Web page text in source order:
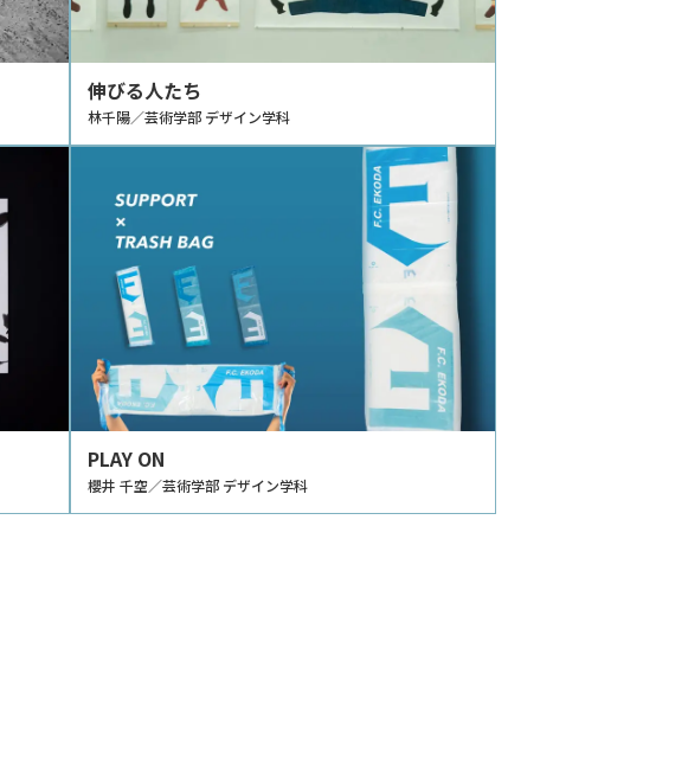
伸びる人たち
林千陽／芸術学部 デザイン学科
PLAY ON
櫻井 千空／芸術学部 デザイン学科